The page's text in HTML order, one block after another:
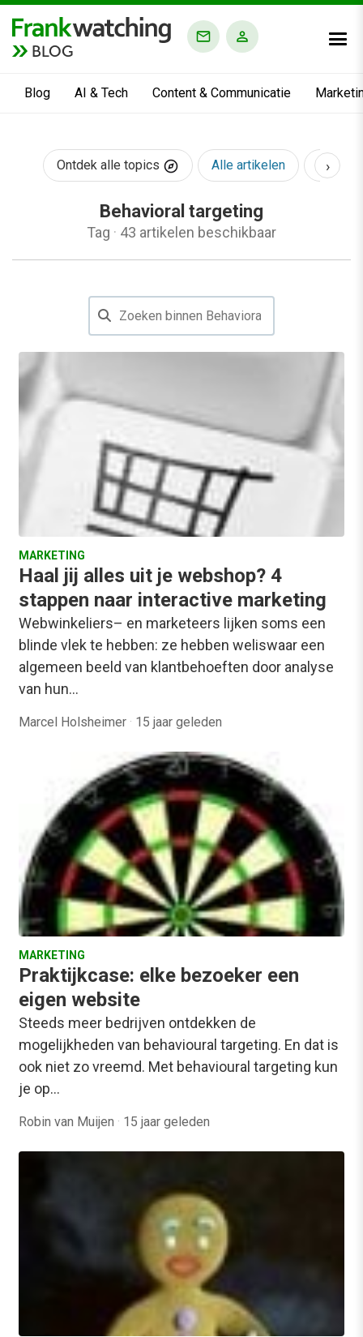
BLOG
Blog AI & Tech Content & Communicatie
Ontdek alle topics Alle artikelen AI &
›
Behavioral targeting
Tag · 43 artikelen beschikbaar
MARKETING
Haal jij alles uit je webshop? 4
stappen naar interactive marketing
Webwinkeliers– en marketeers lijken soms een
blinde vlek te hebben: ze hebben weliswaar een
algemeen beeld van klantbehoeften door analyse
van hun…
Marcel Holsheimer · 15 jaar geleden
MARKETING
Praktijkcase: elke bezoeker een
eigen website
Steeds meer bedrijven ontdekken de
mogelijkheden van behavioural targeting. En dat is
ook niet zo vreemd. Met behavioural targeting kun
je op…
Robin van Muijen · 15 jaar geleden